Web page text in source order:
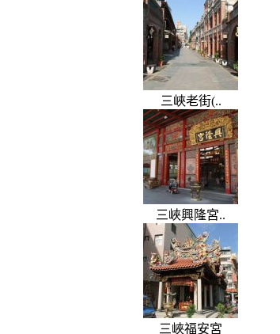
三峽老街(..
三峽興隆宮..
三峽福安宮